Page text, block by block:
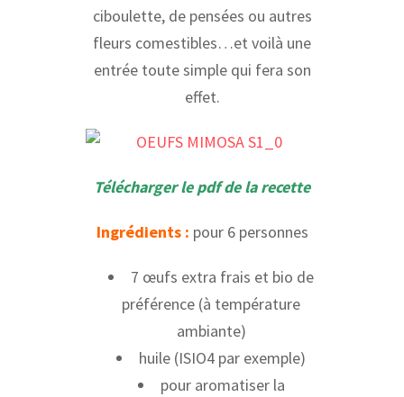
ciboulette, de pensées ou autres
fleurs comestibles…et voilà une
entrée toute simple qui fera son
effet.
Télécharger le pdf de la recette
Ingrédients : pour 6 personnes
7 œufs extra frais et bio de
préférence (à température
ambiante)
huile (ISIO4 par exemple)
pour aromatiser la